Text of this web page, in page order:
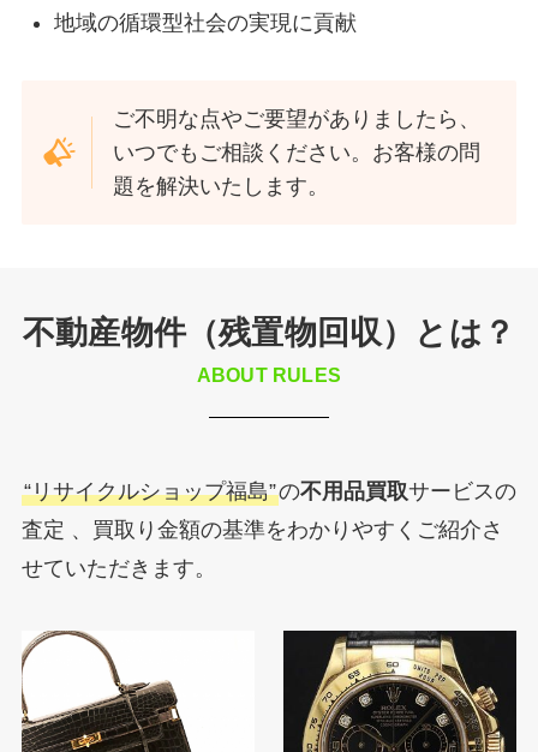
地域の循環型社会の実現に貢献
ご不明な点やご要望がありましたら、
いつでもご相談ください。お客様の問
題を解決いたします。
不動産物件（残置物回収）とは？
ABOUT RULES
“リサイクルショップ福島”の不用品買取サービスの
査定 、買取り金額の基準をわかりやすくご紹介さ
せていただきます。